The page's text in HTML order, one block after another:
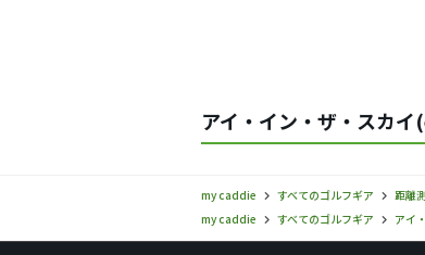
アイ・イン・ザ・スカ
my caddie すべてのゴルフギア 距離
my caddie
すべてのゴルフギア アイ